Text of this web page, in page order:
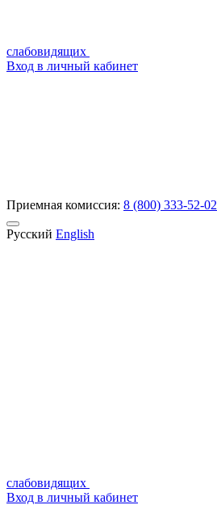
слабовидящих
Вход в личный кабинет
Приемная комиссия: 8 (800) 333-52-02
Русский English
слабовидящих
Вход в личный кабинет